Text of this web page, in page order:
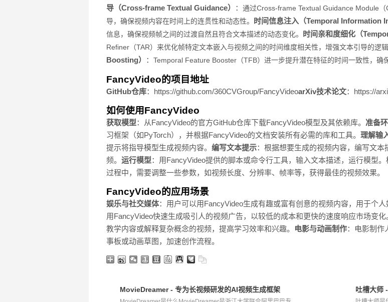
导（Cross-frame Textual Guidance）
： 通过Cross-frame Textual Guidance Module
导，确保视频内容在时间上的连贯性和动态性。 时间信息注入（Temporal Information
信息，确保视频帧之间的过渡自然且符合文本描述的动态变化。 时间亲和度细化（
Refiner（TAR）来优化帧特定文本嵌入与视频之间的时间维度相关性，增强文本引导的逻辑
Boosting）
： Temporal Feature Booster（TFB）进一步提升潜在特征的时间一致性，确
FancyVideo的项目地址
GitHub仓库：https://github.com/360CVGroup/FancyVideoarXiv技术论文：https://
如何使用FancyVideo
获取模型：从FancyVideo的官方GitHub仓库下载FancyVideo模型及其依赖库。 准备
习框架（如PyTorch），并根据FancyVideo的文档安装所有必需的库和工具。 理解输
提示将指导模型生成视频内容。 编写文本提示：根据想要生成的视频内容，编写文
频。 运行模型：用FancyVideo提供的脚本或命令行工具，输入文本描述，运行模型。
过程中，需要调整一些参数，如视频长度、分辨率、帧率等，获得最佳的视频效果。
FancyVideo的应用场景
娱乐与社交媒体：用户可以用FancyVideo生成有趣或富有创意的视频内容，用于个人
用FancyVideo快速生成吸引人的视频广告，以较低的成本和更快的速度响应市场变化
教学内容或解释复杂概念的视频，提高学习效率和兴趣。
电影与动画制作：电影制作
事板或动画草图，加速创作流程。
MovieDreamer - 专为长视频研发的AI视频生成框架 吐槽大师